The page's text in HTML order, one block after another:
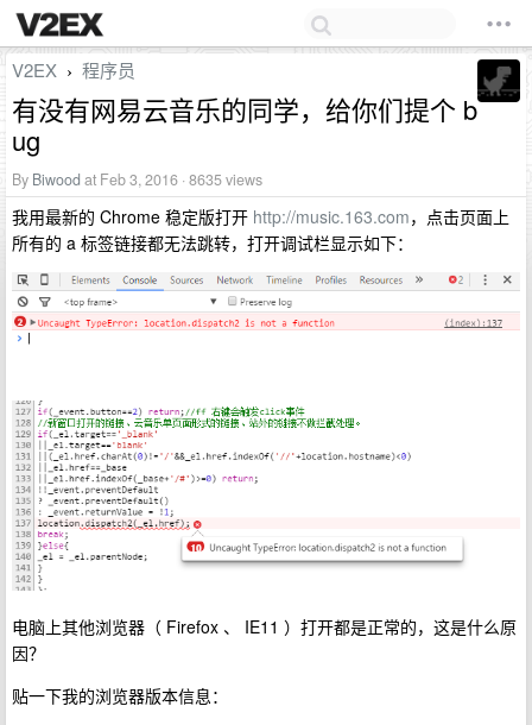
V2EX › 程序员
有没有网易云音乐的同学，给你们提个 b
ug
By Biwood at Feb 3, 2016 · 8635 views
我用最新的 Chrome 稳定版打开 http://music.163.com，点击页面上
所有的 a 标签链接都无法跳转，打开调试栏显示如下：
电脑上其他浏览器（ Firefox 、 IE11 ）打开都是正常的，这是什么原
因？
贴一下我的浏览器版本信息：